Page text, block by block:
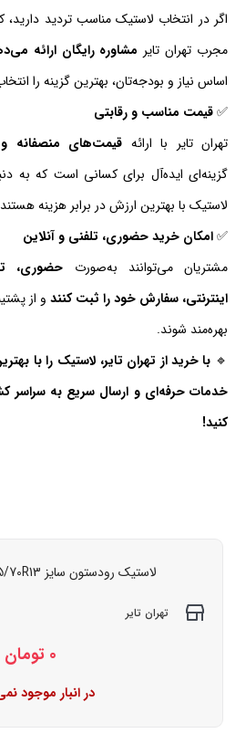
اگر در انتخاب لاستیک مناسب تردید دارید،
مجرب تهران تایر مشاوره رایگان ارائه
اساس نیاز و بودجه‌تان، بهترین گزینه را
✅قیمت مناسب و رقابتی
تهران تایر با ارائه قیمت‌های منصفانه و
گزینه‌ای ایده‌آل برای کسانی است که به
لاستیک با بهترین ارزش در برابر هزینه
✅امکان خرید حضوری، تلفنی و آنلاین
مشتریان می‌توانند به‌صورت حضوری،
اینترنتی، سفارش خود را ثبت کنند و از
بهره‌مند شوند.
🔹 با خرید از تهران تایر، لاستیک را با
خدمات حرفه‌ای و ارسال سریع به سراسر
کنید!
لاستیک رودستون سایز 185/70R13 طرح گل CP661
تهران تایر
0 تومان
در انبار موجود